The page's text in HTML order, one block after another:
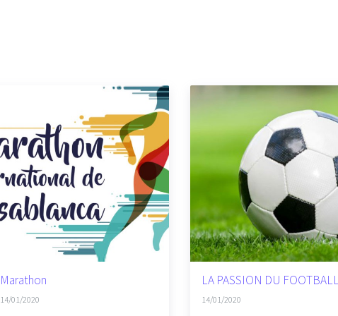
Marathon
14/01/2020
LA PASSION DU
14/01/2020